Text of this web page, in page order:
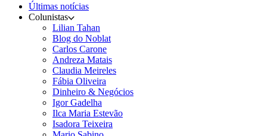
Últimas notícias
Colunistas
Lilian Tahan
Blog do Noblat
Carlos Carone
Andreza Matais
Claudia Meireles
Fábia Oliveira
Dinheiro & Negócios
Igor Gadelha
Ilca Maria Estevão
Isadora Teixeira